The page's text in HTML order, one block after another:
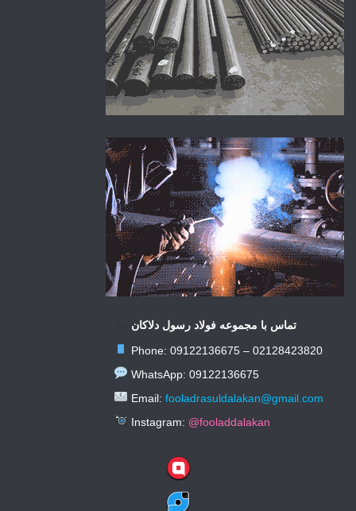
تماس با مجموعه فولاد رسول دلاکان
Phone: 09122136675 – 02128423820
WhatsApp: 09122136675
Email:fooladrasuldalakan@gmail.com
Instagram: @fooladdalakan